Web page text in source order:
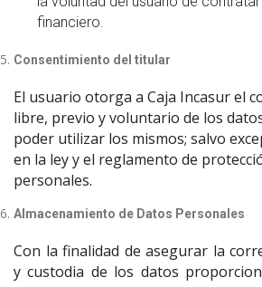
financiero.
Consentimiento del titular
El usuario otorga a Caja Incasur el
libre, previo y voluntario de los
poder utilizar los mismos; salvo
en la ley y el reglamento de
personales.
Almacenamiento de Datos Personales
Con la finalidad de asegurar la
y custodia de los datos